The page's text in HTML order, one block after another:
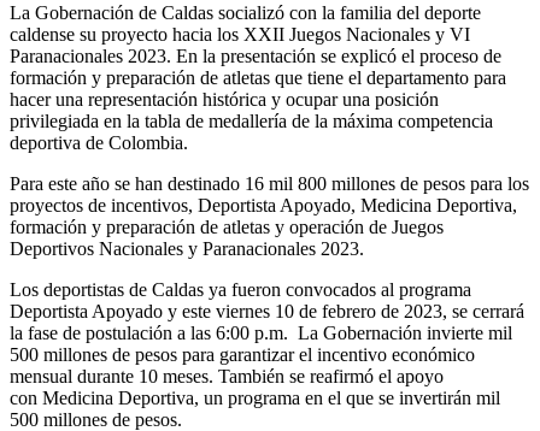
La Gobernación de Caldas socializó con la familia del deporte
caldense su proyecto hacia los XXII Juegos Nacionales y VI
Paranacionales 2023. En la presentación se explicó el proceso de
formación y preparación de atletas que tiene el departamento para
hacer una representación histórica y ocupar una posición
privilegiada en la tabla de medallería de la máxima competencia
deportiva de Colombia.
Para este año se han destinado 16 mil 800 millones de pesos para los
proyectos de incentivos, Deportista Apoyado, Medicina Deportiva,
formación y preparación de atletas y operación de Juegos
Deportivos Nacionales y Paranacionales 2023.
Los deportistas de Caldas ya fueron convocados al programa
Deportista Apoyado y este viernes 10 de febrero de 2023, se cerrará
la fase de postulación a las 6:00 p.m. La Gobernación invierte mil
500 millones de pesos para garantizar el incentivo económico
mensual durante 10 meses. También se reafirmó el apoyo
con Medicina Deportiva, un programa en el que se invertirán mil
500 millones de pesos.